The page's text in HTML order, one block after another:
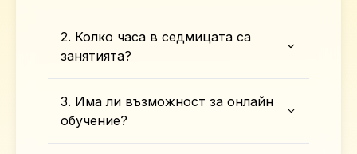
2. Колко часа в седмицата са
занятията?
3. Има ли възможност за онлайн
обучение?